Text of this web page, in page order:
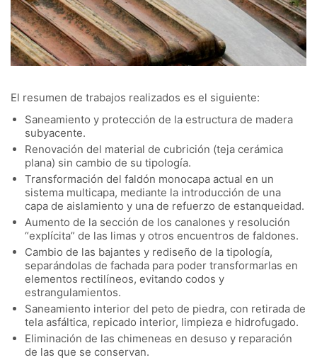
El resumen de trabajos realizados es el siguiente:
Saneamiento y protección de la estructura de madera
subyacente.
Renovación del material de cubrición (teja cerámica
plana) sin cambio de su tipología.
Transformación del faldón monocapa actual en un
sistema multicapa, mediante la introducción de una
capa de aislamiento y una de refuerzo de estanqueidad.
Aumento de la sección de los canalones y resolución
“explícita” de las limas y otros encuentros de faldones.
Cambio de las bajantes y rediseño de la tipología,
separándolas de fachada para poder transformarlas en
elementos rectilíneos, evitando codos y
estrangulamientos.
Saneamiento interior del peto de piedra, con retirada de
tela asfáltica, repicado interior, limpieza e hidrofugado.
Eliminación de las chimeneas en desuso y reparación
de las que se conservan.